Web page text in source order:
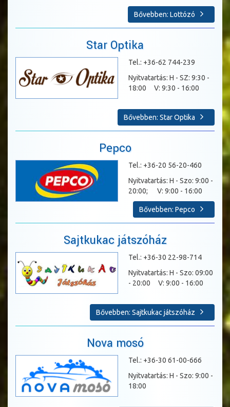
Bővebben: Lottózó
Star Optika
Tel.: +36-62 744-239
Nyitvatartás: H - SZ: 9:30 -
18:00 V: 9:30 - 16:00
Bővebben: Star Optika
Pepco
Tel.: +36-20 56-20-460
Nyitvatartás: H - Szo: 9:00 -
20:00; V: 9:00 - 16:00
Bővebben: Pepco
Sajtkukac játszóház
Tel.: +36-30 22-98-714
Nyitvatartás: H - Szo: 09:00
- 20:00 V: 9:00 - 16:00
Bővebben: Sajtkukac játszóház
Nova mosó
Tel.: +36-30 61-00-666
Nyitvatartás: H - Szo: 9:00 -
18:00